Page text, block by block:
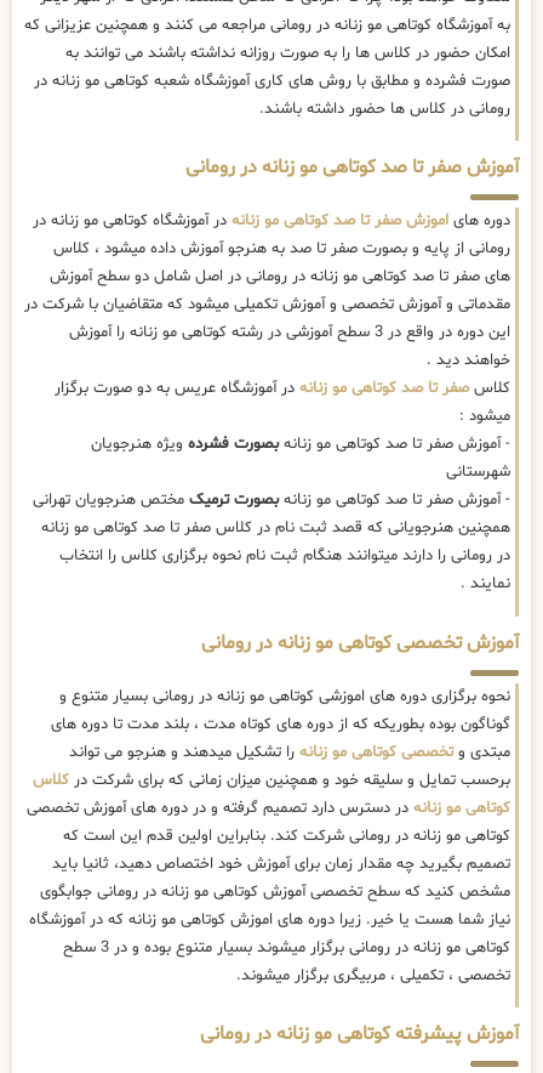
به آموزشگاه کوتاهی مو زنانه در رومانی مراجعه می کنند و همچنین عزیزانی که
امکان حضور در کلاس ها را به صورت روزانه نداشته باشند می توانند به
صورت فشرده و مطابق با روش های کاری آموزشگاه شعبه کوتاهی مو زنانه در
رومانی در کلاس ها حضور داشته باشند.
آموزش صفر تا صد کوتاهی مو زنانه در رومانی
دوره های اموزش صفر تا صد کوتاهی مو زنانه در آموزشگاه کوتاهی مو زنانه در
رومانی از پایه و بصورت صفر تا صد به هنرجو آموزش داده میشود ، کلاس
های صفر تا صد کوتاهی مو زنانه در رومانی در اصل شامل دو سطح آموزش
مقدماتی و آموزش تخصصی و آموزش تکمیلی میشود که متقاضیان با شرکت در
این دوره در واقع در 3 سطح آموزشی در رشته کوتاهی مو زنانه را آموزش
خواهند دید .
کلاسصفر تا صد کوتاهی مو زنانه در آموزشگاه عریس به دو صورت برگزار
میشود :
- آموزش صفر تا صد کوتاهی مو زنانهبصورت فشرده ویژه هنرجویان
شهرستانی
- آموزش صفر تا صد کوتاهی مو زنانهبصورت ترمیک مختص هنرجویان تهرانی
همچنین هنرجویانی که قصد ثبت نام در کلاس صفر تا صد کوتاهی مو زنانه
در رومانی را دارند میتوانند هنگام ثبت نام نحوه برگزاری کلاس را انتخاب
نمایند .
آموزش تخصصی کوتاهی مو زنانه در رومانی
نحوه برگزاری دوره های اموزشی کوتاهی مو زنانه در رومانی بسیار متنوع و
گوناگون بوده بطوریکه که از دوره های کوتاه مدت ، بلند مدت تا دوره های
مبتدی وتخصصی کوتاهی مو زنانه را تشکیل میدهند و هنرجو می تواند
برحسب تمایل و سلیقه خود و همچنین میزان زمانی که برای شرکت در کلاس
کوتاهی مو زنانه در دسترس دارد تصمیم گرفته و در دوره های آموزش تخصصی
کوتاهی مو زنانه در رومانی شرکت کند. بنابراین اولین قدم این است که
تصمیم بگیرید چه مقدار زمان برای آموزش خود اختصاص دهید، ثانیا باید
مشخص کنید که سطح تخصصی آموزش کوتاهی مو زنانه در رومانی جوابگوی
نیاز شما هست یا خیر. زیرا دوره های اموزش کوتاهی مو زنانه که در آموزشگاه
کوتاهی مو زنانه در رومانی برگزار میشوند بسیار متنوع بوده و در 3 سطح
تخصصی ، تکمیلی ، مربیگری برگزار میشوند.
آموزش پیشرفته کوتاهی مو زنانه در رومانی